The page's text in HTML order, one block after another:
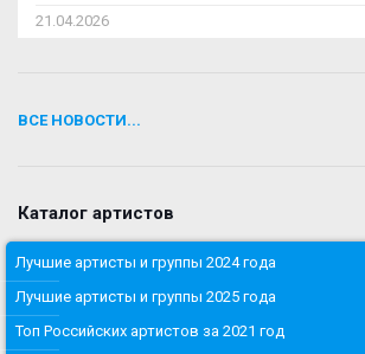
21.04.2026
ВСЕ НОВОСТИ...
Каталог артистов
Лучшие артисты и группы 2024 года
Лучшие артисты и группы 2025 года
Топ Российских артистов за 2021 год